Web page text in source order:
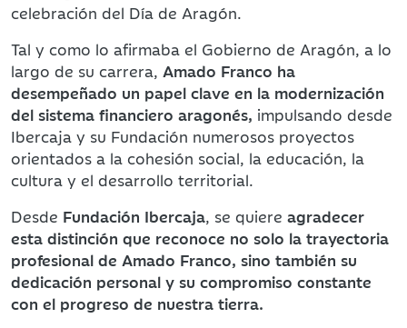
celebración del Día de Aragón.
Tal y como lo afirmaba el Gobierno de Aragón, a lo
largo de su carrera, Amado Franco ha
desempeñado un papel clave en la modernización
del sistema financiero aragonés, impulsando desde
Ibercaja y su Fundación numerosos proyectos
orientados a la cohesión social, la educación, la
cultura y el desarrollo territorial.
Desde Fundación Ibercaja, se quiere agradecer
esta distinción que reconoce no solo la trayectoria
profesional de Amado Franco, sino también su
dedicación personal y su compromiso constante
con el progreso de nuestra tierra.